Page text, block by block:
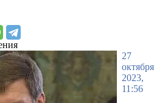
27
октября
2023,
11:56